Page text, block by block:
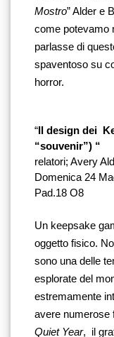
Mostro” Alder e
come potevamo
parlasse di
spaventoso su
horror.
“ Il design dei
“souvenir”) “
relatori; Avery
Domenica 24
Pad.18 O8
Un keepsake
oggetto fisico.
sono una delle
esplorate del
estremamente
avere numerose
Quiet Year,  il